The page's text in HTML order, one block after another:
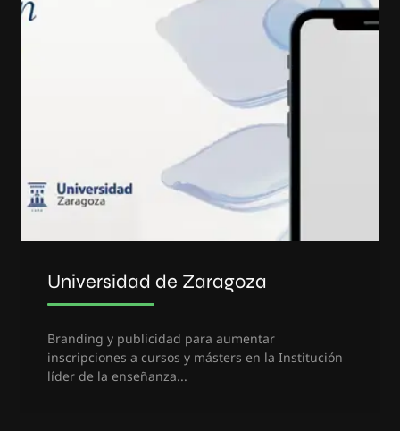
Universidad de Zaragoza
Branding y publicidad para aumentar
inscripciones a cursos y másters en la Institución
líder de la enseñanza...